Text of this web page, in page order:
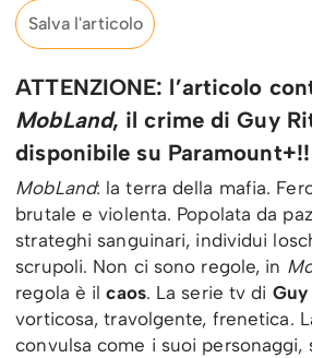
Salva l'articolo
ATTENZIONE: l’articolo
MobLand, il crime di Guy
disponibile su Paramount+!!
MobLand: la terra della mafia.
brutale e violenta. Popolata da
strateghi sanguinari, individui
scrupoli. Non ci sono regole, in
regola è ilcaos. La serie tv di
vorticosa, travolgente, frenetica.
convulsa come i suoi personaggi,